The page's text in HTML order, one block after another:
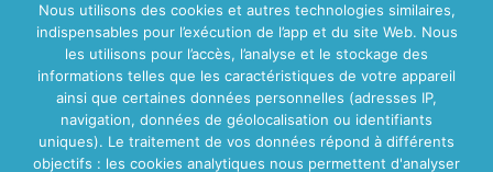
En savoir plus...
Nos Centres
Nous utilisons des cookies et autres technologies similaires,
indispensables pour l’exécution de l’app et du site Web. Nous
les utilisons pour l’accès, l’analyse et le stockage des
informations telles que les caractéristiques de votre appareil
ainsi que certaines données personnelles (adresses IP,
navigation, données de géolocalisation ou identifiants
uniques). Le traitement de vos données répond à différents
objectifs : les cookies analytiques nous permettent d'analyser